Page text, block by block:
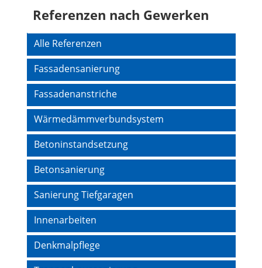
Referenzen nach Gewerken
Navigation
überspringen
Alle Referenzen
Fassadensanierung
Fassadenanstriche
Wärmedämmverbundsystem
Betoninstandsetzung
Betonsanierung
Sanierung Tiefgaragen
Innenarbeiten
Denkmalpflege